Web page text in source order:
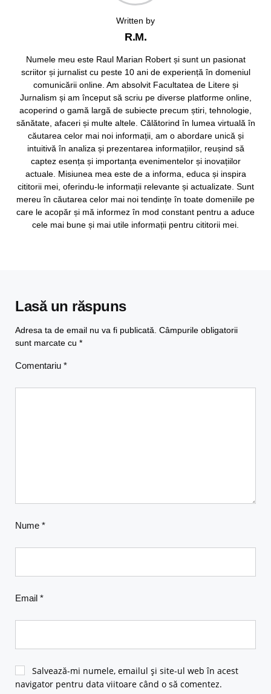
Written by
R.M.
Numele meu este Raul Marian Robert și sunt un pasionat
scriitor și jurnalist cu peste 10 ani de experiență în domeniul
comunicării online. Am absolvit Facultatea de Litere și
Jurnalism și am început să scriu pe diverse platforme online,
acoperind o gamă largă de subiecte precum știri, tehnologie,
sănătate, afaceri și multe altele. Călătorind în lumea virtuală în
căutarea celor mai noi informații, am o abordare unică și
intuitivă în analiza și prezentarea informațiilor, reușind să
captez esența și importanța evenimentelor și inovațiilor
actuale. Misiunea mea este de a informa, educa și inspira
cititorii mei, oferindu-le informații relevante și actualizate. Sunt
mereu în căutarea celor mai noi tendințe în toate domeniile pe
care le acopăr și mă informez în mod constant pentru a aduce
cele mai bune și mai utile informații pentru cititorii mei.
Lasă un răspuns
Adresa ta de email nu va fi publicată. Câmpurile obligatorii
sunt marcate cu *
Comentariu *
Nume *
Email *
Salvează-mi numele, emailul și site-ul web în acest
navigator pentru data viitoare când o să comentez.